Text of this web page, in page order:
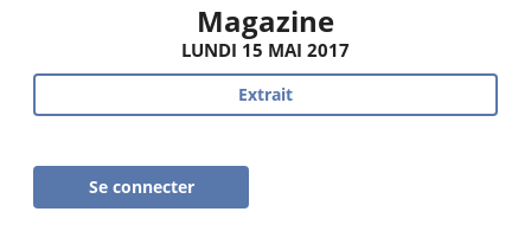
Magazine
LUNDI 15 MAI 2017
Extrait
Se connecter